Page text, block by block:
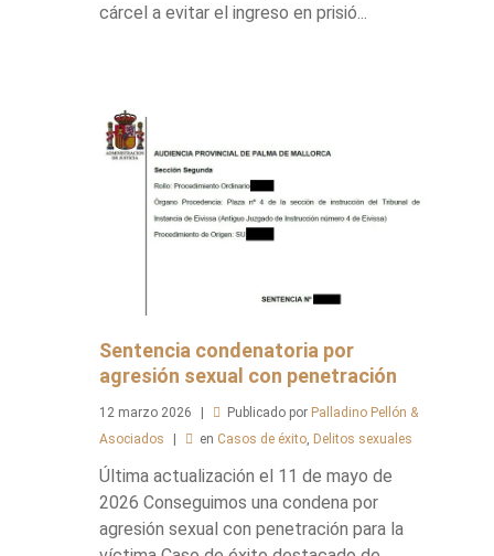
cárcel a evitar el ingreso en prisió...
Sentencia condenatoria por
agresión sexual con penetración
12 marzo 2026 Publicado por Palladino Pellón &
Asociados
en Casos de éxito Delitos sexuales
Última actualización el 11 de mayo de
2026 Conseguimos una condena por
agresión sexual con penetración para la